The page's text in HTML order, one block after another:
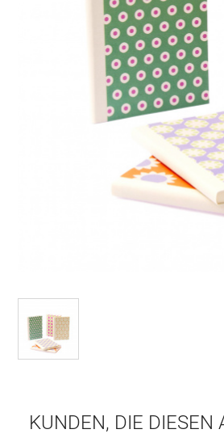
KUNDEN, DIE DIESEN